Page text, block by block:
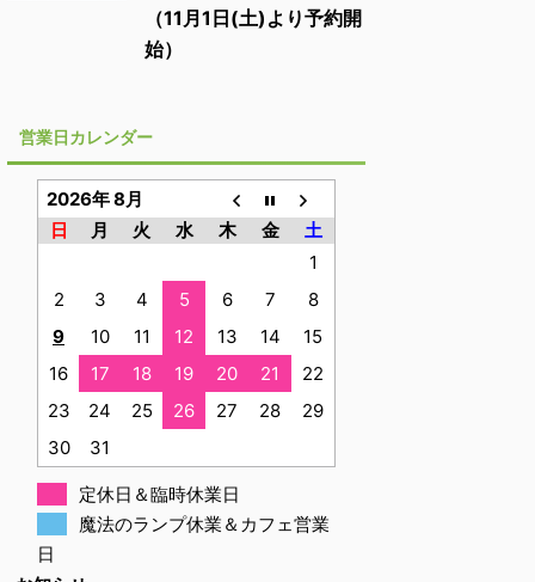
（11月1日(土)より予約開
始）
営業日カレンダー
2026年 8月
日
月 火 水 木 金
土
1
2
3 4 5 6 7
8
9
10 11 12 13 14
15
16
17 18 19 20 21
22
23
24 25 26 27 28
29
30
31
定休日＆臨時休業日
魔法のランプ休業＆カフェ営業
日